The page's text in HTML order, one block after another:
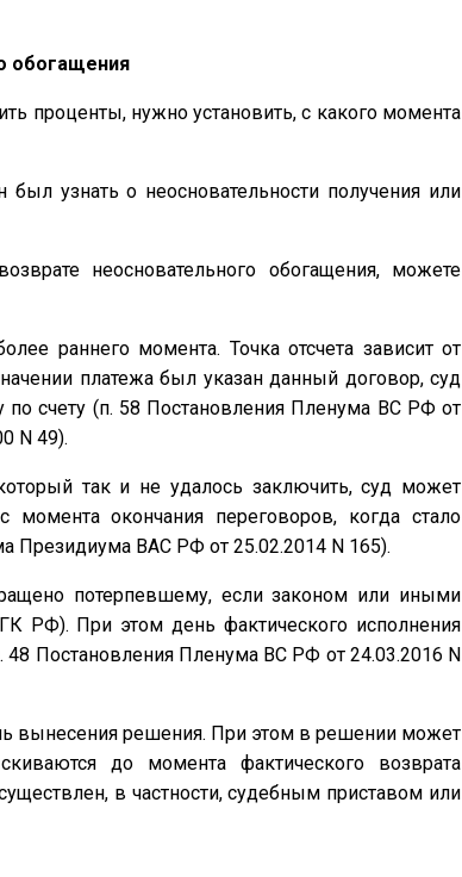
обогащения
проценты, нужно установить, с какого момента
узнать о неосновательности получения или
неосновательного обогащения, можете
раннего момента. Точка отсчета зависит от
платежа был указан данный договор, суд
счету (п. 58 Постановления Пленума ВС РФ от
N 49).
так и не удалось заключить, суд может
момента окончания переговоров, когда стало
Президиума ВАС РФ от 25.02.2014 N 165).
потерпевшему, если законом или иными
РФ). При этом день фактического исполнения
Постановления Пленума ВС РФ от 24.03.2016 N
вынесения решения. При этом в решении может
до момента фактического возврата
в частности, судебным приставом или